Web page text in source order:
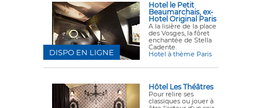
Hotel le Petit
Beaumarchais, ex-
Hotel Original Paris
A la lisière de la place
des Vosges, la fôret
enchantée de Stella
Cadente.
Hotel à thème Paris
DISPO EN LIGNE
Hôtel Les Théâtres
Pour relire ses
classiques ou jouer à